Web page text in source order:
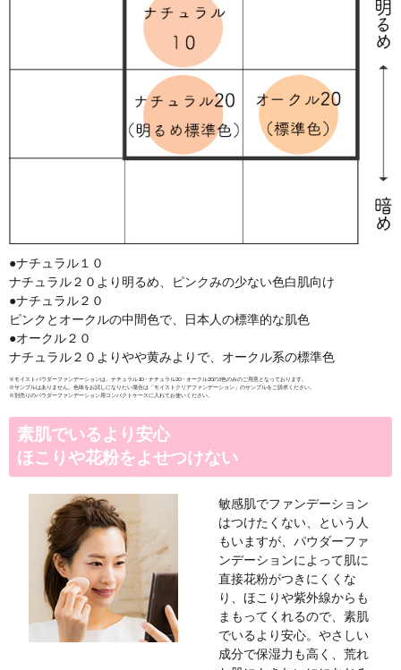
年齢と共に美肌菌の一つであ
い、菌のバランスが崩れてト
います。「レドナ モイストパ
齢により減少する肌の善玉菌
リア機能をサポートします。
皮脂バランスを整え、